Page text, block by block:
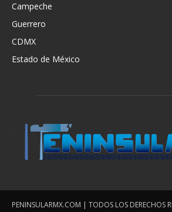
Campeche
Guerrero
CDMX
Estado de México
PENINSULARMX.COM | TODOS LOS DERECHOS